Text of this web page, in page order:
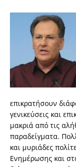
επικρατήσουν
γενικεύσεις και
μακριά από τις
παραδείγματα.
και μυριάδες
Ενημέρωσης και